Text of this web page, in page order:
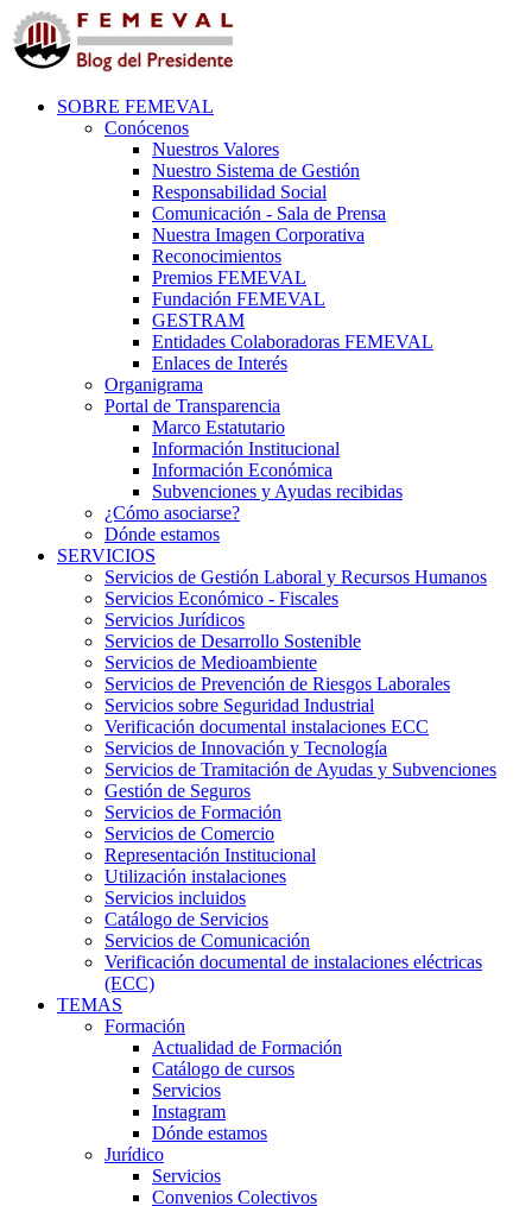
SOBRE FEMEVAL
Conócenos
Nuestros Valores
Nuestro Sistema de Gestión
Responsabilidad Social
Comunicación - Sala de Prensa
Nuestra Imagen Corporativa
Reconocimientos
Premios FEMEVAL
Fundación FEMEVAL
GESTRAM
Entidades Colaboradoras FEMEVAL
Enlaces de Interés
Organigrama
Portal de Transparencia
Marco Estatutario
Información Institucional
Información Económica
Subvenciones y Ayudas recibidas
¿Cómo asociarse?
Dónde estamos
SERVICIOS
Servicios de Gestión Laboral y Recursos Humanos
Servicios Económico - Fiscales
Servicios Jurídicos
Servicios de Desarrollo Sostenible
Servicios de Medioambiente
Servicios de Prevención de Riesgos Laborales
Servicios sobre Seguridad Industrial
Verificación documental instalaciones ECC
Servicios de Innovación y Tecnología
Servicios de Tramitación de Ayudas y Subvenciones
Gestión de Seguros
Servicios de Formación
Servicios de Comercio
Representación Institucional
Utilización instalaciones
Servicios incluidos
Catálogo de Servicios
Servicios de Comunicación
Verificación documental de instalaciones eléctricas
(ECC)
TEMAS
Formación
Actualidad de Formación
Catálogo de cursos
Servicios
Instagram
Dónde estamos
Jurídico
Servicios
Convenios Colectivos